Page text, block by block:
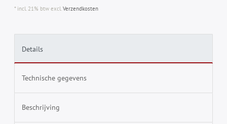
* incl. 21% btw excl.Verzendkosten
Details
Technische gegevens
Beschrijving